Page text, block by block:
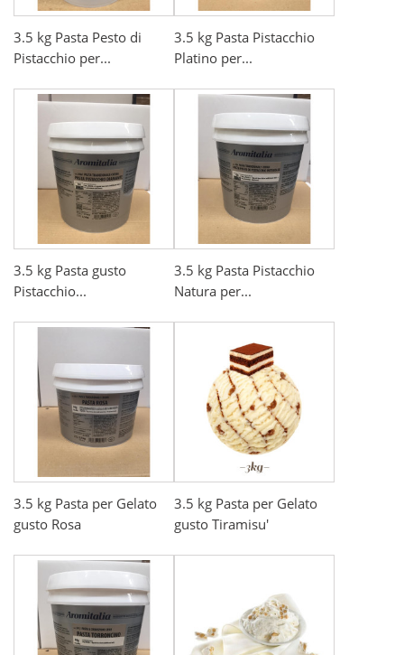
3.5 kg Pasta Pesto di
Pistacchio per...
3.5 kg Pasta Pistacchio
Platino per...
3.5 kg Pasta gusto
Pistacchio...
3.5 kg Pasta Pistacchio
Natura per...
3.5 kg Pasta per Gelato
gusto Rosa
3.5 kg Pasta per Gelato
gusto Tiramisu'